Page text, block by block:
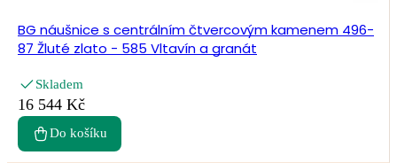
BG náušnice s centrálním čtvercovým kamenem 496-
87 Žluté zlato - 585 Vltavín a granát
Skladem
16 544 Kč
Do košíku